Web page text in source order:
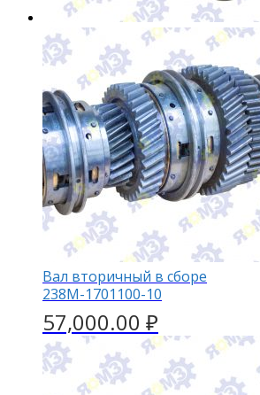
Вал вторичный в сборе
238М-1701100-10
57,000.00 ₽